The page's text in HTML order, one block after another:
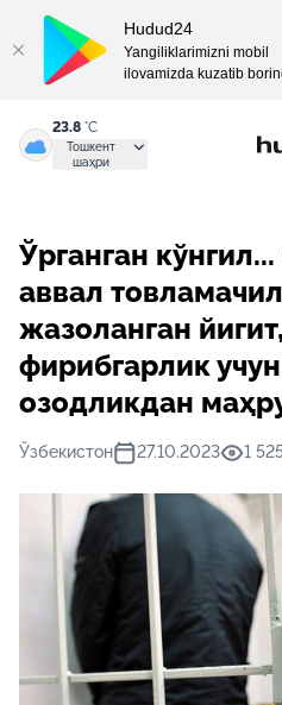
23.8 °C
Тошкент
шаҳри
Ўрганган
аввал
жазоланган
фирибгарлик
озодликдан
Ўзбекистон 27.10.2023 1
Hudud24
Yangiliklarimizni mobil
ilovamizda kuzatib